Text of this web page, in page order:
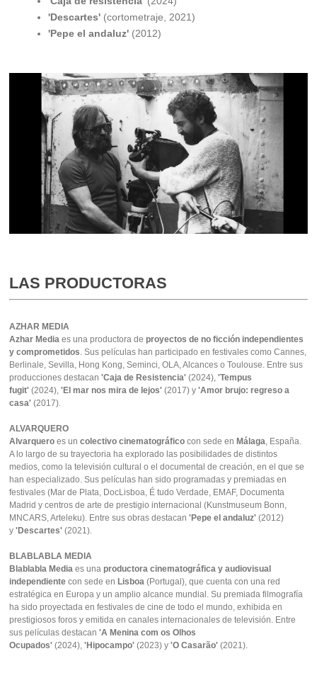
'Descartes' (cortometraje, 2021)
'Pepe el andaluz' (2012)
LAS PRODUCTORAS
AZHAR MEDIA
Azhar Media es una productora deproyectos de no ficción independientes
y comprometidos. Sus películas han participado en festivales como Cannes,
Berlinale, Sevilla, Hong Kong, Seminci, OLA, Alcances o Toulouse. Entre sus
producciones destacan 'Caja de Resistencia' (2024),'Tempus
fugit'(2024),'El mar nos mira de lejos'(2017) y'Amor brujo: regreso a
casa'(2017).
ALVARQUERO
Alvarqueroes uncolectivo cinematográficocon sede en Málaga, España.
A lo largo de su trayectoria ha explorado las posibilidades de distintos
medios, como la televisión cultural o el documental de creación, en el que se
han especializado. Sus películas han sido programadas y premiadas en
festivales (Mar de Plata, DocLisboa, É tudo Verdade, EMAF, Documenta
Madrid y centros de arte de prestigio internacional (Kunstmuseum Bonn,
MNCARS, Arteleku). Entre sus obras destacan'Pepe el andaluz' (2012)
y 'Descartes'(2021).
BLABLABLA MEDIA
Blablabla Media es una productora cinematográfica y audiovisual
independientecon sede en Lisboa(Portugal), que cuenta con una red
estratégica en Europa y un amplio alcance mundial. Su premiada filmografía
ha sido proyectada en festivales de cine de todo el mundo, exhibida en
prestigiosos foros y emitida en canales internacionales de televisión. Entre
sus películas destacan'A Menina com os Olhos
Ocupados' (2024),'Hipocampo' (2023) y 'O Casarão' (2021).